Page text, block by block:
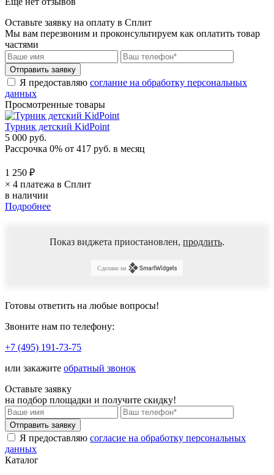
Оставьте заявку на оплату в Сплит
Мы вам перезвоним и проконсультируем как оплатить товар
частями
Я предоставляю соглание на обработку персональных
данных
Просмотренные товары
Турник детский KidPoint
5 000 руб.
Рассрочка 0% от 417 руб. в месяц
1 250 ₽
× 4 платежа в Сплит
в наличии
Подробнее
Показ виджета приостановлен, продлить.
Сделано на
Готовы ответить на любые вопросы!
Звоните нам по телефону:
+7 (495) 191-73-75
или закажите обратный звонок
Оставьте заявку
на подбор площадки и получите скидку!
Я предоставляю согласие на обработку персональных
данных
Каталог